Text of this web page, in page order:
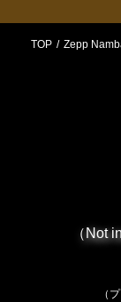
TOP Zepp
（Not
（